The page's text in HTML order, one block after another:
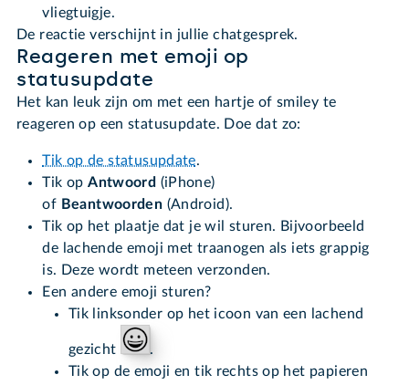
vliegtuigje.
De reactie verschijnt in jullie chatgesprek.
Reageren met emoji op
statusupdate
Het kan leuk zijn om met een hartje of smiley te
reageren op een statusupdate. Doe dat zo:
Tik op de statusupdate.
Tik opAntwoord (iPhone)
of Beantwoorden (Android).
Tik op het plaatje dat je wil sturen. Bijvoorbeeld
de lachende emoji met traanogen als iets grappig
is. Deze wordt meteen verzonden.
Een andere emoji sturen?
Tik linksonder op het icoon van een lachend
gezicht
.
Tik op de emoji en tik rechts op het papieren